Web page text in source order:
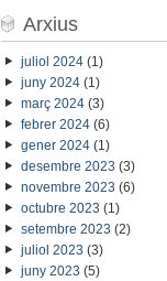
Arxius
juliol 2024(1)
juny 2024(1)
març 2024(3)
febrer 2024(6)
gener 2024(1)
desembre 2023 (3)
novembre 2023 (6)
octubre 2023 (1)
setembre 2023 (2)
juliol 2023 (3)
juny 2023 (5)